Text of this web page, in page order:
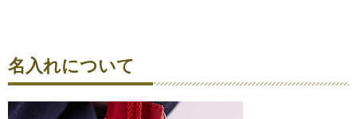
名入れについて